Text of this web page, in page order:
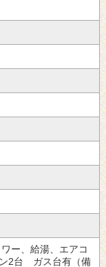
ー、給湯、エアコ
2台 ガス台有（備